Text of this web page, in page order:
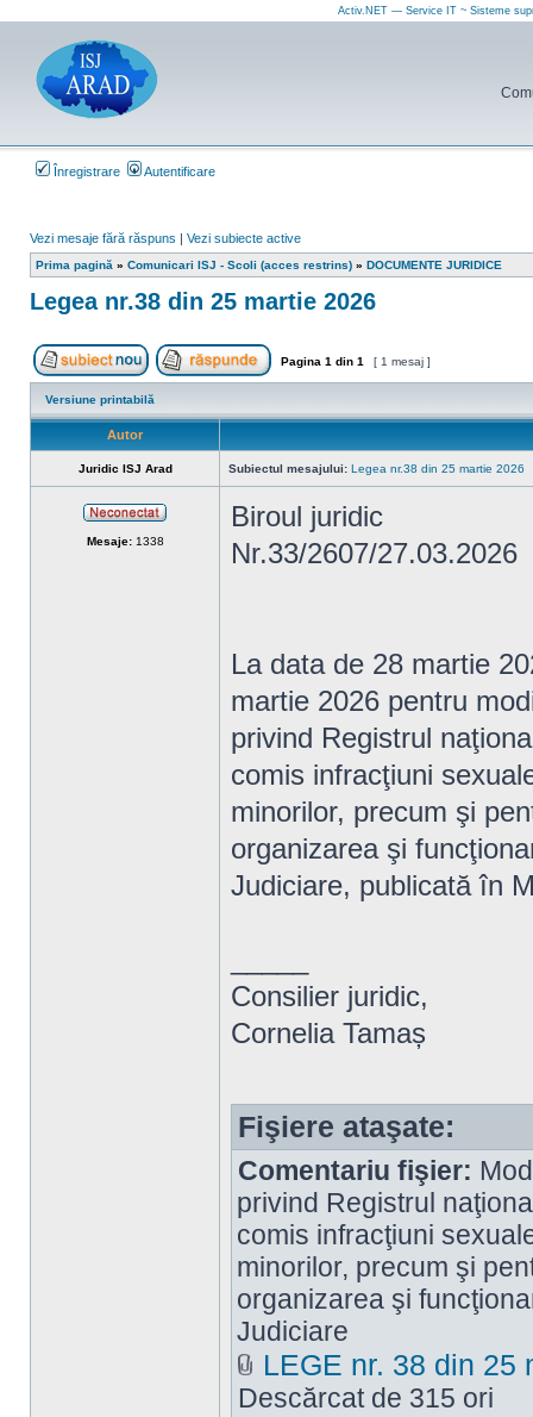
Activ.NET — Service IT ~ Sisteme
Înregistrare Autentificare
Vezi mesaje fără răspuns | Vezi subiecte active
Prima pagină » Comunicari ISJ - Scoli (acces restrins) » DOCUMENTE JURIDICE
Legea nr.38 din 25 martie 2026
Scrie un subiect nou Răspunde la subiect
Pagina 1 din 1 [ 1 mesaj ]
Versiune printabilă
Autor
Juridic ISJ Arad Subiectul mesajului: Legea nr.38 din 25 martie 2026
Mesaje:1338
Biroul juridic
Nr.33/2607/27.03.2026
La data de 28 martie
martie 2026 pentru
privind Registrul
comis infracţiuni
minorilor, precum şi
organizarea şi
Judiciare, publicată în
Consilier juridic,
Cornelia Tamaș
Fişiere ataşate:
Comentariu fişier:
privind Registrul
comis infracţiuni
minorilor, precum şi
organizarea şi
Judiciare
LEGE nr. 38 din 25
Descărcat de 315 ori